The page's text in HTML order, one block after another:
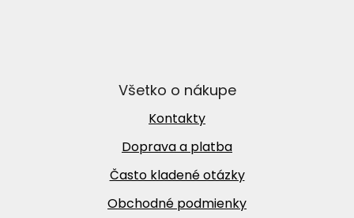
Všetko o nákupe
Kontakty
Doprava a platba
Často kladené otázky
Obchodné podmienky